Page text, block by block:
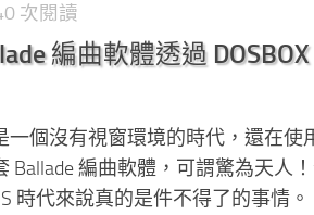
次閱讀
編曲軟體透過
一個沒有視窗環境的時代，還在使
Ballade 編曲軟體，可謂驚為天人
時代來說真的是件不得了的事情。